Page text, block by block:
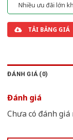
Nhiều ưu đãi lớn
TẢI BẢNG GIÁ
ĐÁNH GIÁ (0)
Đánh giá
Chưa có đánh giá